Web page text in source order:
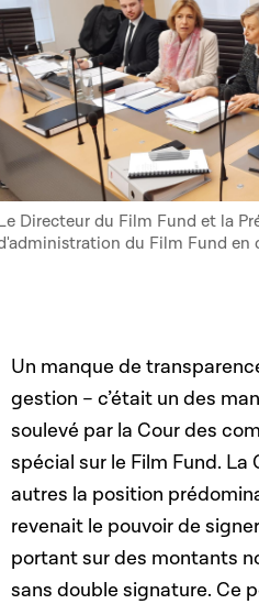
Directeur du Film Fund et la
du Film Fund en
Un manque de
gestion – c’était un des
soulevé par la Cour des
spécial sur le Film Fund. La
autres la position
revenait le pouvoir de
portant sur des montants
sans double signature. Ce